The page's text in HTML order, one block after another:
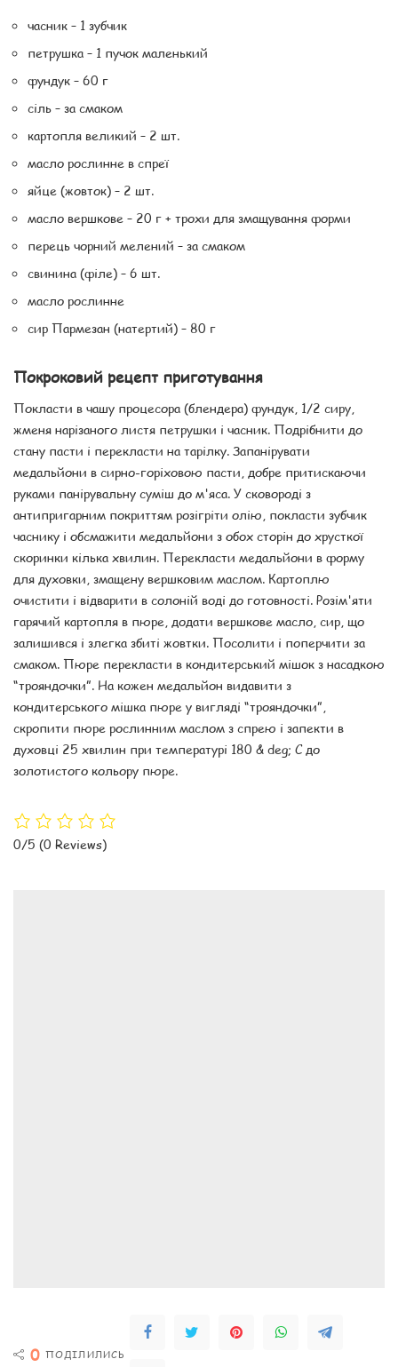
часник – 1 зубчик
петрушка – 1 пучок маленький
фундук – 60 г
сіль – за смаком
картопля великий – 2 шт.
масло рослинне в спреї
яйце (жовток) – 2 шт.
масло вершкове – 20 г + трохи для змащування форми
перець чорний мелений – за смаком
свинина (філе) – 6 шт.
масло рослинне
сир Пармезан (натертий) – 80 г
Покроковий рецепт приготування
Покласти в чашу процесора (блендера) фундук, 1/2 сиру,
жменя нарізаного листя петрушки і часник. Подрібнити до
стану пасти і перекласти на тарілку. Запанірувати
медальйони в сирно-горіховою пасти, добре притискаючи
руками панірувальну суміш до м'яса. У сковороді з
антипригарним покриттям розігріти олію, покласти зубчик
часнику і обсмажити медальйони з обох сторін до хрусткої
скоринки кілька хвилин. Перекласти медальйони в форму
для духовки, змащену вершковим маслом. Картоплю
очистити і відварити в солоній воді до готовності. Розім'яти
гарячий картопля в пюре, додати вершкове масло, сир, що
залишився і злегка збиті жовтки. Посолити і поперчити за
смаком. Пюре перекласти в кондитерський мішок з насадкою
“трояндочки”. На кожен медальйон видавити з
кондитерського мішка пюре у вигляді “трояндочки”,
скропити пюре рослинним маслом з спрею і запекти в
духовці 25 хвилин при температурі 180 & deg; C до
золотистого кольору пюре.
0/5 (0 Reviews)
0 ПОДІЛИЛИСЬ